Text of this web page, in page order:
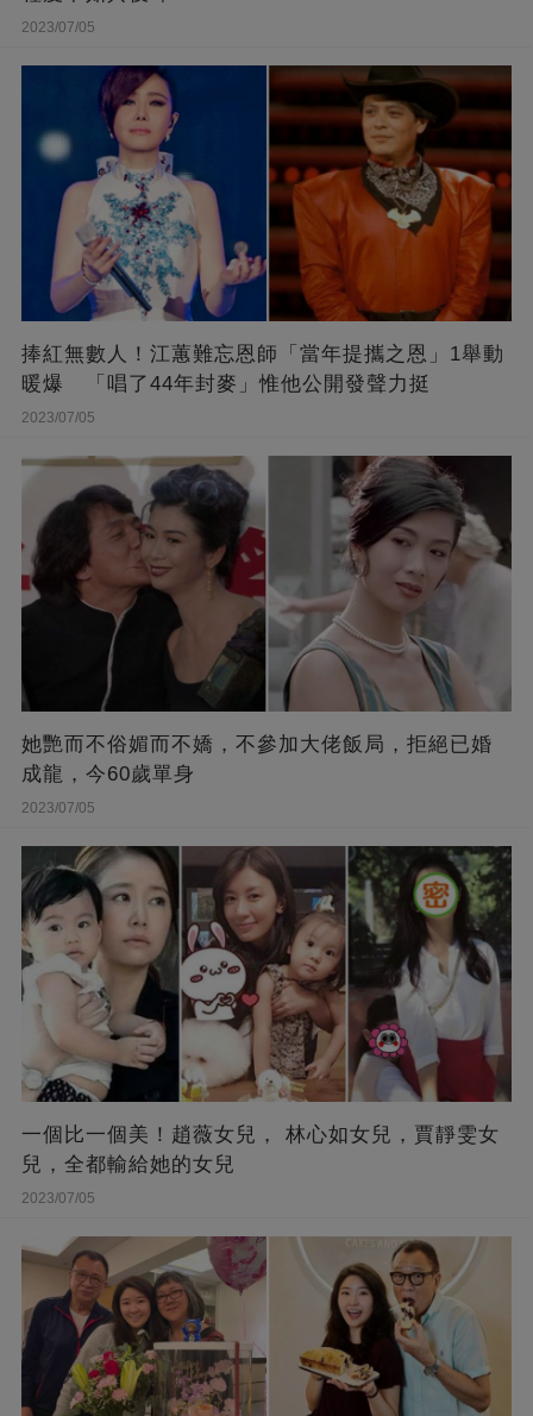
2023/07/05
捧紅無數人！江蕙難忘恩師「當年提攜之恩」1舉動
暖爆 「唱了44年封麥」惟他公開發聲力挺
2023/07/05
她艷而不俗媚而不嬌，不參加大佬飯局，拒絕已婚
成龍，今60歲單身
2023/07/05
一個比一個美！趙薇女兒， 林心如女兒，賈靜雯女
兒，全都輸給她的女兒
2023/07/05